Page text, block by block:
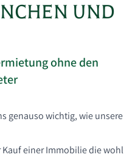
UND
ohne den
genauso wichtig, wie unsere
einer Immobilie die wohl